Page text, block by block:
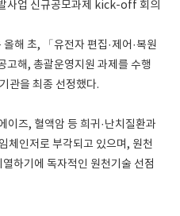
사업 신규공모과제 kick-off 회의
해 초, 「유전자 편집·제어·복원
고해, 총괄운영지원 과제를 수행
관을 최종 선정했다.
즈, 혈액암 등 희귀·난치질환과
체인저로 부각되고 있으며, 원천
하기에 독자적인 원천기술 선점